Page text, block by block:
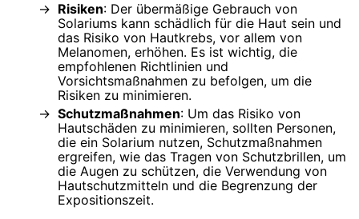
Risiken: Der übermäßige Gebrauch von
Solariums kann schädlich für die Haut sein und
das Risiko von Hautkrebs, vor allem von
Melanomen, erhöhen. Es ist wichtig, die
empfohlenen Richtlinien und
Vorsichtsmaßnahmen zu befolgen, um die
Risiken zu minimieren.
Schutzmaßnahmen: Um das Risiko von
Hautschäden zu minimieren, sollten Personen,
die ein Solarium nutzen, Schutzmaßnahmen
ergreifen, wie das Tragen von Schutzbrillen, um
die Augen zu schützen, die Verwendung von
Hautschutzmitteln und die Begrenzung der
Expositionszeit.